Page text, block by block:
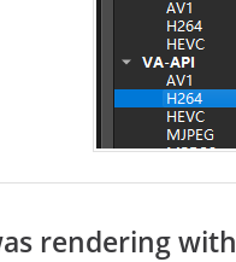
rendering with